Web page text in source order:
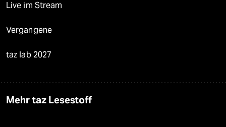
Live im Stream
Vergangene
taz lab 2027
Mehr taz Lesestoff